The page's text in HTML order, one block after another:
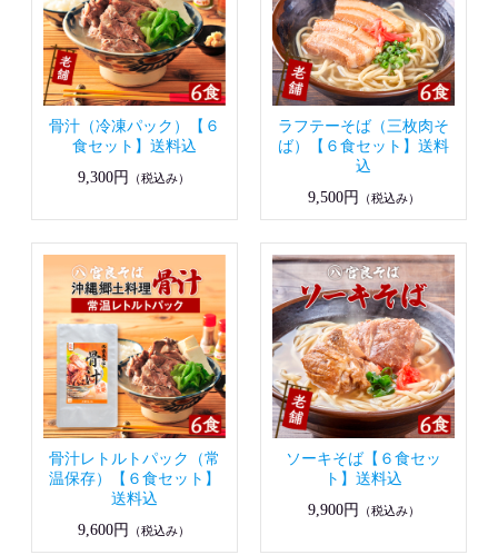
骨汁（冷凍パック）【６
食セット】送料込
9,300円
（税込み）
ラフテーそば（三枚肉そ
ば）【６食セット】送料
込
9,500円
（税込み）
骨汁レトルトパック（常
温保存）【６食セット】
送料込
9,600円
（税込み）
ソーキそば【６食セッ
ト】送料込
9,900円
（税込み）